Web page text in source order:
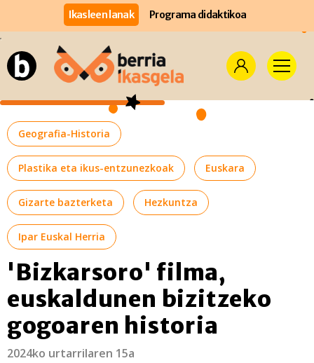
Ikasleen lanak Programa didaktikoa
Geografia-Historia
Plastika eta ikus-entzunezkoak Euskara
Gizarte bazterketa Hezkuntza
Ipar Euskal Herria
'Bizkarsoro' filma,
euskaldunen bizitzeko
gogoaren historia
2024ko urtarrilaren 15a